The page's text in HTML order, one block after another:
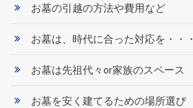
お墓の引越の方法や費用など
お墓は、時代に合った対応を・・・
お墓は先祖代々or家族のスペース
お墓を安く建てるための場所選び